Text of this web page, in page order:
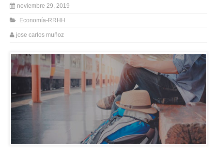
noviembre 29, 2019
Economía-RRHH
jose carlos muñoz